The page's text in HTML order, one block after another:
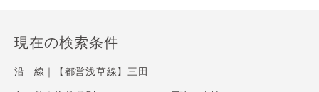
現在の検索条件
沿 線｜ 【都営浅草線】三田